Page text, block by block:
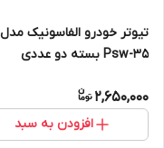
تیوتر خودرو الفاسونیک مدل
Psw-35 بسته دو عددی
2,650,000
افزودن به سبد